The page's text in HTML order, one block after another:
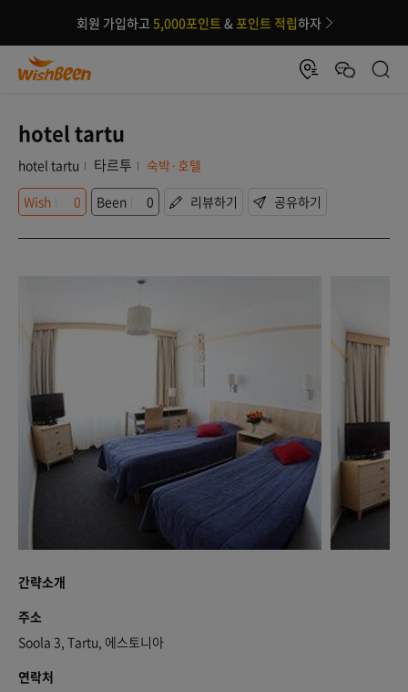
회원 가입하고 5,000포인트 &포인트 적립하자
hotel tartu
hotel tartu 타르투
숙박·호텔
Wish
0 Been 0 리뷰하기 공유하기
간략소개
주소
Soola 3, Tartu, 에스토니아
연락처